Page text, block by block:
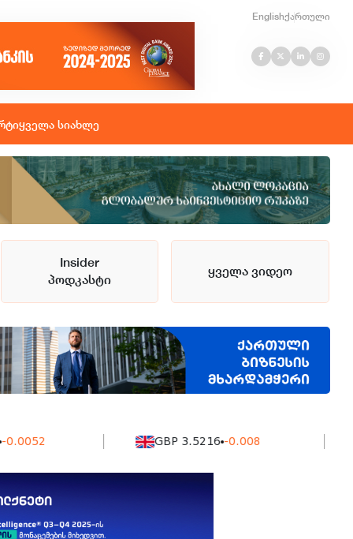
Englishქართული
ყველა სიახლე
Insider
პოდკასტი
ყველა ვიდეო
GBP 3.5216 -0.008